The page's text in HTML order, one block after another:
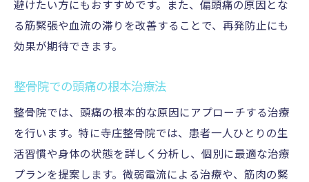
避けたい方にもおすすめです。また、偏頭痛の原因とな
る筋緊張や血流の滞りを改善することで、再発防止にも
効果が期待できます。
整骨院での頭痛の根本治療法
整骨院では、頭痛の根本的な原因にアプローチする治療
を行います。特に寺庄整骨院では、患者一人ひとりの生
活習慣や身体の状態を詳しく分析し、個別に最適な治療
プランを提案します。微弱電流による治療や、筋肉の緊